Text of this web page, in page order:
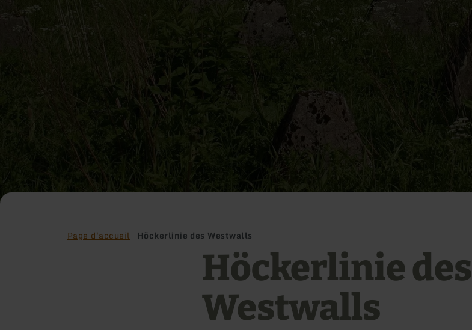
Page d'accueil Höckerlinie des Westwalls
Höckerlinie des
Westwalls